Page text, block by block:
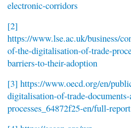
electronic-corridors
[2]
https://www.lse.ac.uk/business/
of-the-digitalisation-of-trade-
barriers-to-their-adoption
[3] https://www.oecd.org/en/
digitalisation-of-trade-
processes_64872f25-en/full-